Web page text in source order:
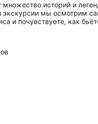
множество историй и
экскурсии мы осмотрим
и почувствуете, как